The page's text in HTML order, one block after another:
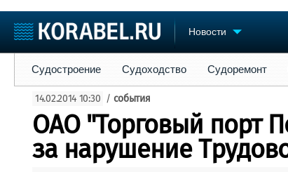
Новости
Судостроение
Пульс
Новости
Репутация
Торговая площадка
Доска объявлений
Продажа флота
Оборудование
Изделия
Судостроение Судоходство Судоремонт
14.02.2014 10:30 / события
ОАО "Торговый порт
за нарушение